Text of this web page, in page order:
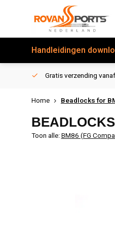
Handleidingen
Gratis verzending
Home Beadlocks for
Toon alle:BM86 (FG